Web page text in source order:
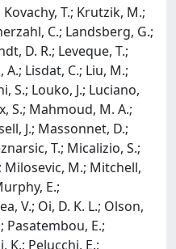
T.; Krutzik, M.;
C.; Landsberg, G.;
D. R.; Leveque, T.;
Lisdat, C.; Liu, M.;
S.; Louko, J.; Luciano,
S.; Mahmoud, M. A.;
J.; Massonnet, D.;
T.; Micalizio, S.;
Milosevic, M.; Mitchell,
E.;
V.; Oi, D. K. L.; Olson,
Pasatembou, E.;
Pelucchi, E.;